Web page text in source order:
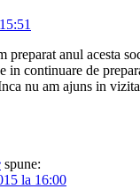
preparat anul acesta
in continuare de
nu am ajuns in
spune:
la 16:00